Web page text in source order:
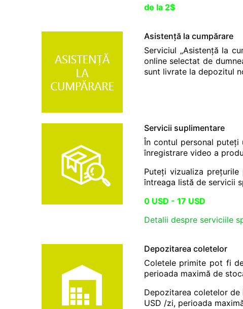
de la 2$
Asistență la cumpărare
Serviciul „Asistență la
online selectat de
sunt livrate la depozitul
Servicii suplimentare
În contul personal
înregistrare video a
Puteți vizualiza
întreaga listă de servicii
0 USD - 17 USD
Detalii despre serviciile
Depozitarea coletelor
Coletele primite pot fi
perioada maximă de
Depozitarea coletelor
USD /zi, perioada